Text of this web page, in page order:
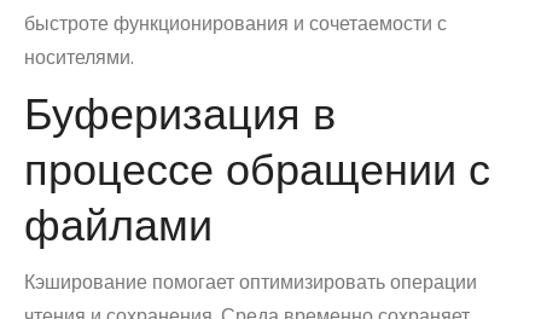
быстроте функционирования и сочетаемости с
носителями.
Буферизация в
процессе обращении с
файлами
Кэширование помогает оптимизировать операции